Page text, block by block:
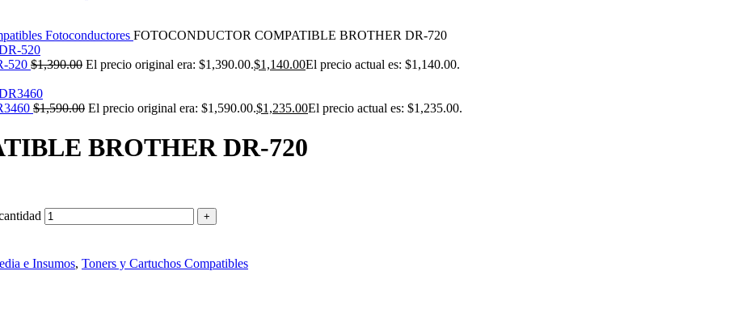
Fotoconductores FOTOCONDUCTOR COMPATIBLE BROTHER DR-720
520 $1,390.00 El precio original era: $1,390.00.$1,140.00El precio actual es: $1,140.00.
$1,590.00 El precio original era: $1,590.00.$1,235.00El precio actual es: $1,235.00.
BROTHER DR-720
e Insumos, Toners y Cartuchos Compatibles